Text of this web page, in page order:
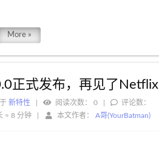
More »
正式发布，再见了Netflix
新特性 阅读次数： 0
评论数：
≈ 8 分钟 本文作者： A哥(YourBatman)